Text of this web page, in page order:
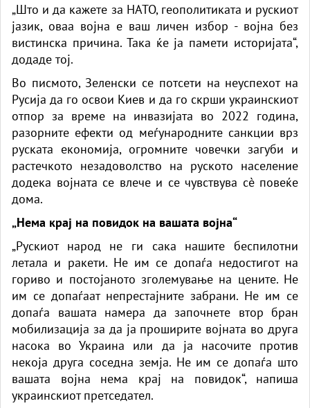
„Што и да кажете за НАТО, геополитиката и рускиот
јазик, оваа војна е ваш личен избор - војна без
вистинска причина. Така ќе ја памети историјата“,
додаде тој.
Во писмото, Зеленски се потсети на неуспехот на
Русија да го освои Киев и да го скрши украинскиот
отпор за време на инвазијата во 2022 година,
разорните ефекти од меѓународните санкции врз
руската економија, огромните човечки загуби и
растечкото незадоволство на руското население
додека војната се влече и се чувствува сè повеќе
дома.
„Нема крај на повидок на вашата војна“
„Рускиот народ не ги сака нашите беспилотни
летала и ракети. Не им се допаѓа недостигот на
гориво и постојаното зголемување на цените. Не
им се допаѓаат непрестајните забрани. Не им се
допаѓа вашата намера да започнете втор бран
мобилизација за да ја проширите војната во друга
насока во Украина или да ја насочите против
некоја друга соседна земја. Не им се допаѓа што
вашата војна нема крај на повидок“, напиша
украинскиот претседател.